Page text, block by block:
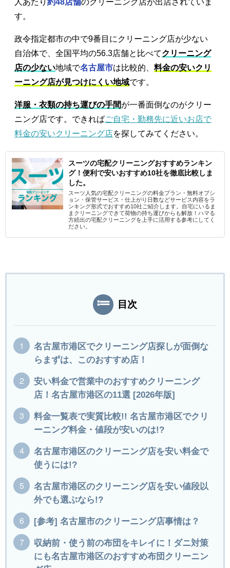
す。
政令指定都市の中で9番目にクリーニング店が少ない
自治体で、全国平均の56.3店舗と比べてクリーニング
店の少ない地域で名古屋市は比較的、 料金の安いクリ
ーニング店が見つけにくい地域です。
洋服・衣類の持ち運びの手間が一番面倒なのがクリー
ニング店です。できればご自宅・勤務先に近いお店で
料金の安いクリーニング店を探してみてください。
スーツの宅配クリーニングおすすめランキン
グ！便利で安いおすすめ10社を徹底比較しま
した。
スーツ人気の宅配クリーニングの料金プラン・無料オプシ
ョン・保管サービス・仕上がり日数などサービス内容をラ
ンキング形式でおすすめ10社ご紹介します。自宅にいるま
まクリーニングできて荷物の持ち運びからも解放！ハマる
方続出の宅配クリーニングを上手に活用する参考にしてく
ださい。
目次
名古屋市港区でクリーニング店探しが面倒な
らまずは、このおすすめ店！
安い料金で営業中のおすすめクリーニング
店！名古屋市港区の11選 [2026年版]
料金一覧表で実質比較!! 名古屋市港区でクリ
ーニング料金・値段が安いのは!?
名古屋市港区のクリーニング店を安い料金で
使うには!?
名古屋市港区のクリーニング店を安い値段以
外でも選ぶなら!?
[参考] 名古屋市のクリーニング店事情は？
収納前・使う前の布団をキレイに！ダニ対策
にも名古屋市港区のおすすめ布団クリーニン